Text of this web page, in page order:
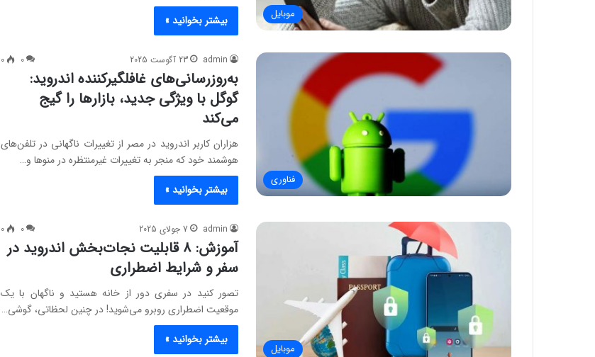
موبایل
بیشتر بخوانید »
فناوری
admin 23 آگوست 2025 0
0
به‌روزرسانی‌های غافلگیرکننده اندروید:
گوگل با ویژگی جدید، بازارها را گیج
می‌کند
هزاران کاربر اندروید در مصر از تغییرات ناگهانی در تلفن‌های
هوشمند خود که منجر به تغییرات غیرمنتظره در منوها و…
بیشتر بخوانید »
موبایل
admin 7 جولای 2025 0
0
آموزش: ۸ قابلیت نجات‌بخش اندروید در
سفر و شرایط اضطراری
تصور کنید در سفری دور از خانه هستید و ناگهان با یک
موقعیت اضطراری روبرو می‌شوید! در چنین لحظاتی، گوشی…
بیشتر بخوانید »